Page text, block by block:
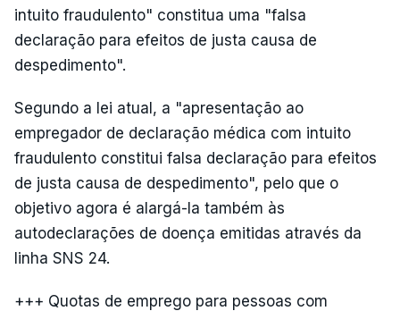
intuito fraudulento" constitua uma "falsa
declaração para efeitos de justa causa de
despedimento".
Segundo a lei atual, a "apresentação ao
empregador de declaração médica com intuito
fraudulento constitui falsa declaração para efeitos
de justa causa de despedimento", pelo que o
objetivo agora é alargá-la também às
autodeclarações de doença emitidas através da
linha SNS 24.
+++ Quotas de emprego para pessoas com